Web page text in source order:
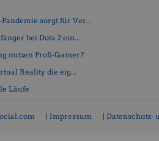
sorgt für Ver...
bei Dota 2 ein...
nutzen Profi-Gamer?
Reality die eig...
Läufe
| Impressum | Datenschutz-